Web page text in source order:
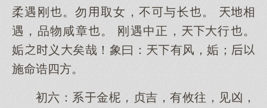
柔遇刚。勿取女，不与长。 相
遇，品物咸章。 刚遇中正，行。
姤义矣哉！象曰：有风，姤；
施命诰四方。
初六：系金柅，贞吉，有攸往，见凶，